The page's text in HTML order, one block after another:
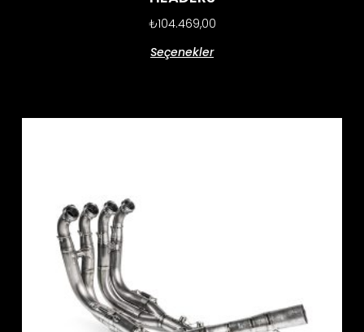
₺104.469,00
Seçenekler